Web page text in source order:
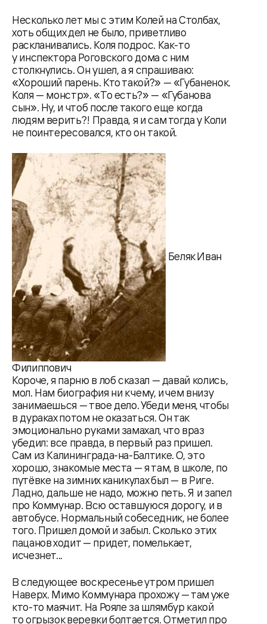
Несколько лет мы с этим Колей на Столбах,
хоть общих дел не было, приветливо
раскланивались. Коля подрос. Как-то
у инспектора Роговского дома с ним
столкнулись. Он ушел, а я спрашиваю:
«Хороший парень. Кто такой?» — «Губаненок.
Коля — монстр». «То есть?» — «Губанова
сын». Ну, и чтоб после такого еще когда
людям верить?! Правда, я и сам тогда у Коли
не поинтересовался, кто он такой.
Беляк Иван
Филиппович
Короче, я парню в лоб сказал — давай колись,
мол. Нам биография ни к чему, и чем внизу
занимаешься — твое дело. Убеди меня, чтобы
в дураках потом не оказаться. Он так
эмоционально руками замахал, что враз
убедил: все правда, в первый раз пришел.
Сам из Калининграда-на-Балтике. О, это
хорошо, знакомые места — я там, в школе, по
путёвке на зимних каникулах был — в Риге.
Ладно, дальше не надо, можно петь. Я и запел
про Коммунар. Всю оставшуюся дорогу, и в
автобусе. Нормальный собеседник, не более
того. Пришел домой и забыл. Сколько этих
пацанов ходит — придет, помелькает,
исчезнет...
В следующее воскресенье утром пришел
Наверх. Мимо Коммунара прохожу — там уже
кто-то маячит. На Рояле за шлямбур какой
то огрызок веревки болтается. Отметил про